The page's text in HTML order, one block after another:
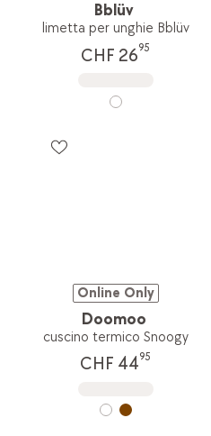
Bblüv
limetta per unghie Bblüv
CHF 2695
Online Only
Doomoo
cuscino termico Snoogy
CHF 4495